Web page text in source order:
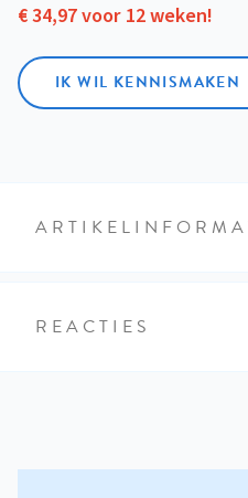
€ 34,97 voor 12 weken!
IK WIL KENNISMAKEN
REACTIES